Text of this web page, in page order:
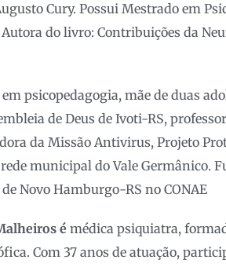
Cury. Possui Mestrado em
do livro: Contribuições da
psicopedagogia, mãe de duas
de Deus de Ivoti-RS,
da Missão Antivirus, Projeto
municipal do Vale Germânico.
Novo Hamburgo-RS no CONAE
émédica psiquiatra,
Com 37 anos de atuação,